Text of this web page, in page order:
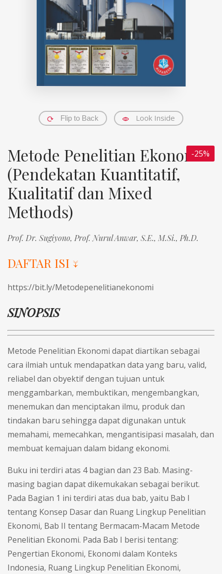
Flip to Back Look Inside
-25%
Metode Penelitian Ekonomi
(Pendekatan Kuantitatif,
Kualitatif dan Mixed
Methods)
Prof. Dr. Sugiyono, Prof. Nurul Anwar, S.E., M.Si., Ph.D.
DAFTAR ISI ↓
https://bit.ly/Metodepenelitianekonomi
SINOPSIS
Metode Penelitian Ekonomi dapat diartikan sebagai
cara ilmiah untuk mendapatkan data yang baru, valid,
reliabel dan obyektif dengan tujuan untuk
menggambarkan, membuktikan, mengembangkan,
menemukan dan menciptakan ilmu, produk dan
tindakan baru sehingga dapat digunakan untuk
memahami, memecahkan, mengantisipasi masalah, dan
membuat kemajuan dalam bidang ekonomi.
Buku ini terdiri atas 4 bagian dan 23 Bab. Masing-
masing bagian dapat dikemukakan sebagai berikut.
Pada Bagian 1 ini terdiri atas dua bab, yaitu Bab I
tentang Konsep Dasar dan Ruang Lingkup Penelitian
Ekonomi, Bab II tentang Bermacam-Macam Metode
Penelitian Ekonomi. Pada Bab I berisi tentang:
Pengertian Ekonomi, Ekonomi dalam Konteks
Indonesia, Ruang Lingkup Penelitian Ekonomi,